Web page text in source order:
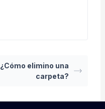
¿Cómo elimino una
carpeta?